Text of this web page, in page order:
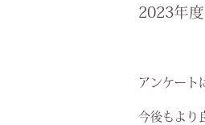
2023年
アンケート
今後もより